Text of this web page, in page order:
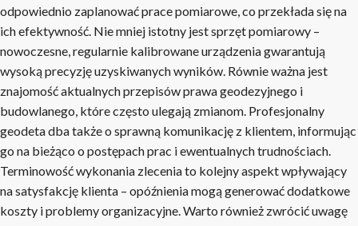
odpowiednio zaplanować prace pomiarowe, co przekłada się na
ich efektywność. Nie mniej istotny jest sprzęt pomiarowy –
nowoczesne, regularnie kalibrowane urządzenia gwarantują
wysoką precyzję uzyskiwanych wyników. Równie ważna jest
znajomość aktualnych przepisów prawa geodezyjnego i
budowlanego, które często ulegają zmianom. Profesjonalny
geodeta dba także o sprawną komunikację z klientem, informując
go na bieżąco o postępach prac i ewentualnych trudnościach.
Terminowość wykonania zlecenia to kolejny aspekt wpływający
na satysfakcję klienta – opóźnienia mogą generować dodatkowe
koszty i problemy organizacyjne. Warto również zwrócić uwagę